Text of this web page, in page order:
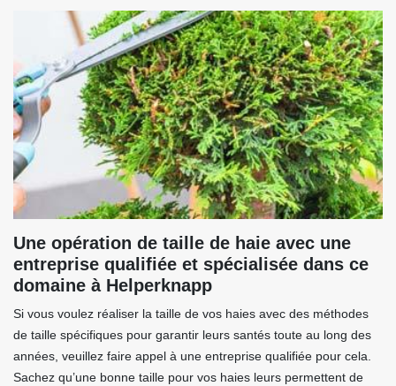
Une opération de taille de haie avec une
entreprise qualifiée et spécialisée dans ce
domaine à Helperknapp
Si vous voulez réaliser la taille de vos haies avec des méthodes
de taille spécifiques pour garantir leurs santés toute au long des
années, veuillez faire appel à une entreprise qualifiée pour cela.
Sachez qu’une bonne taille pour vos haies leurs permettent de